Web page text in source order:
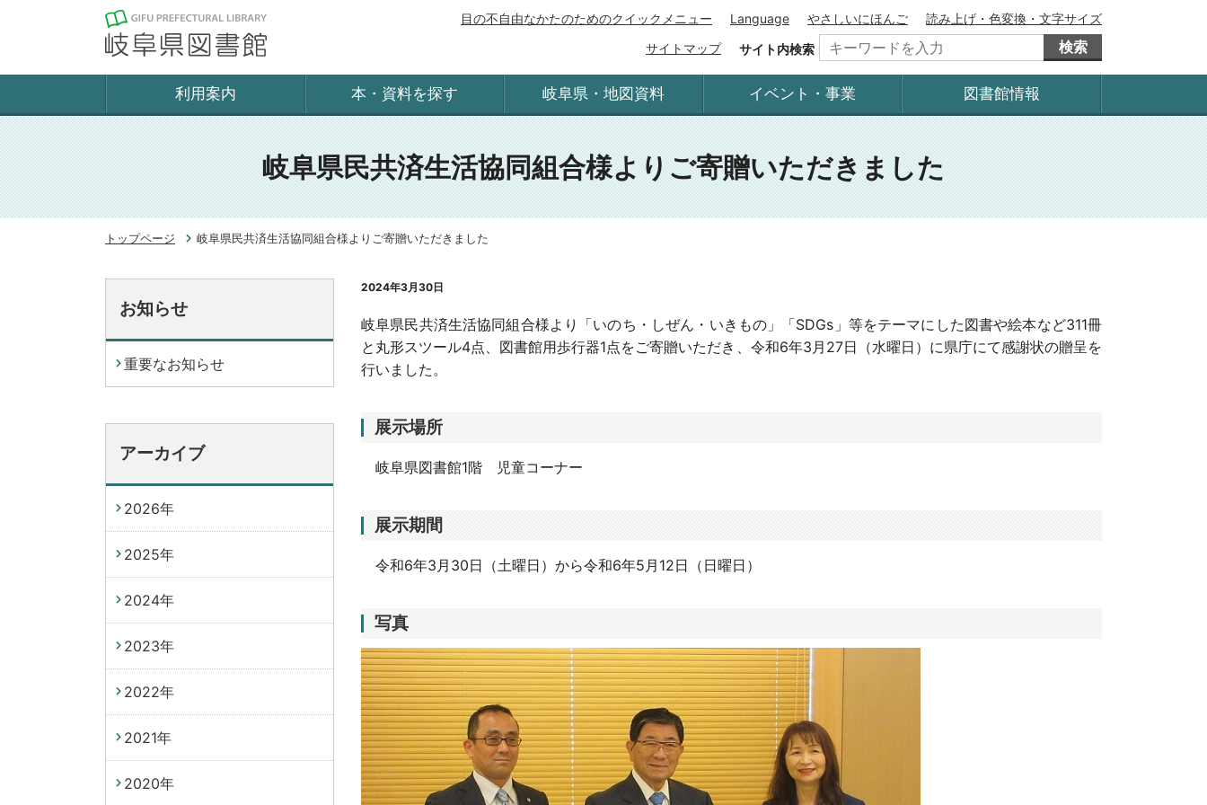
目の不自由なかたのためのクイックメニュー Language やさしいにほんご
読み上げ・色変換・文字サイズ
サイトマップ
サイト内検索 検索
利用案内 本・資料を探す 岐阜県・地図資料 イベント・事業 図書館情報
岐阜県民共済生活協同組合様よりご寄贈いただきました
トップページ 岐阜県民共済生活協同組合様よりご寄贈いただきました
2024年3月30日
岐阜県民共済生活協同組合様より「いのち・しぜん・いきもの」「SDGs」等をテーマにした図書や絵本など311冊
と丸形スツール4点、図書館用歩行器1点をご寄贈いただき、令和6年3月27日（水曜日）に県庁にて感謝状の贈呈を
行いました。
展示場所
岐阜県図書館1階 児童コーナー
展示期間
令和6年3月30日（土曜日）から令和6年5月12日（日曜日）
写真
お知らせ
重要なお知らせ
アーカイブ
2026年
2025年
2024年
2023年
2022年
2021年
2020年